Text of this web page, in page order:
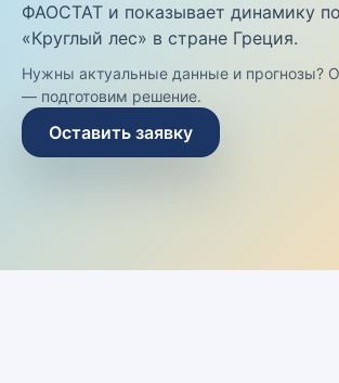
ФАОСТАТ и показывает динамику
«Круглый лес» в стране Греция.
Нужны актуальные данные и прогнозы?
— подготовим решение.
Оставить заявку